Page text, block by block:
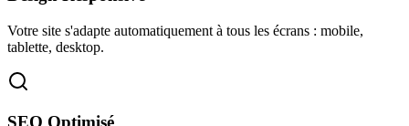
Votre site s'adapte automatiquement à tous les écrans : mobile,
tablette, desktop.